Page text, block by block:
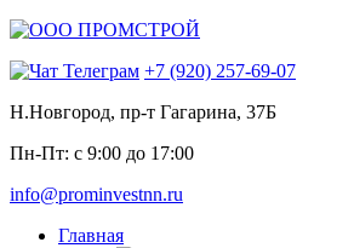
+7 (920) 257-69-07
Н.Новгород, пр-т Гагарина, 37Б
Пн-Пт: с 9:00 до 17:00
info@prominvestnn.ru
Главная